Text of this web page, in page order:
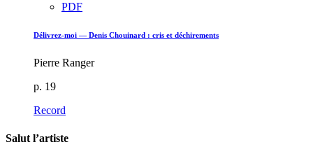
PDF
Délivrez-moi — Denis Chouinard : cris et déchirements
Pierre Ranger
p. 19
Record
Salut l’artiste